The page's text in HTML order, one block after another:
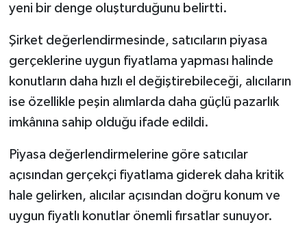
yeni bir denge oluşturduğunu belirtti.
Şirket değerlendirmesinde, satıcıların piyasa
gerçeklerine uygun fiyatlama yapması halinde
konutların daha hızlı el değiştirebileceği, alıcıların
ise özellikle peşin alımlarda daha güçlü pazarlık
imkânına sahip olduğu ifade edildi.
Piyasa değerlendirmelerine göre satıcılar
açısından gerçekçi fiyatlama giderek daha kritik
hale gelirken, alıcılar açısından doğru konum ve
uygun fiyatlı konutlar önemli fırsatlar sunuyor.